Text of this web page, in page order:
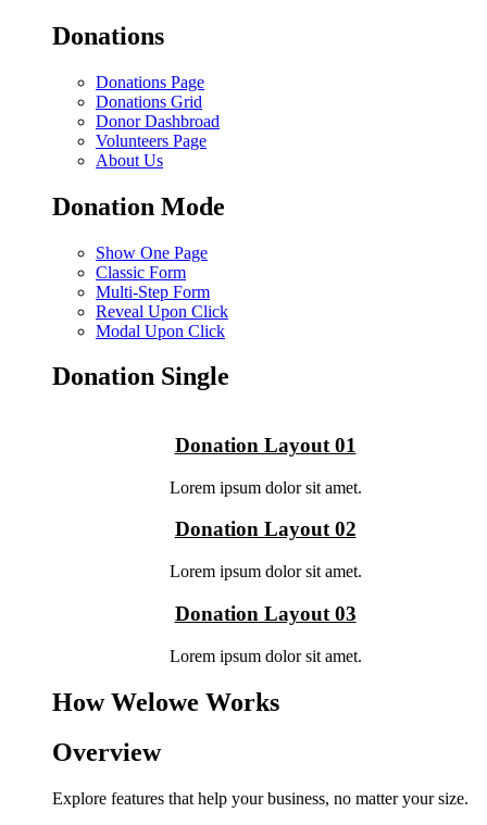
Donations
Donations Page
Donations Grid
Donor Dashbroad
Volunteers Page
About Us
Donation Mode
Show One Page
Classic Form
Multi-Step Form
Reveal Upon Click
Modal Upon Click
Donation Single
Donation Layout 01
Lorem ipsum dolor sit amet.
Donation Layout 02
Lorem ipsum dolor sit amet.
Donation Layout 03
Lorem ipsum dolor sit amet.
How Welowe Works
Overview
Explore features that help your business, no matter your size.